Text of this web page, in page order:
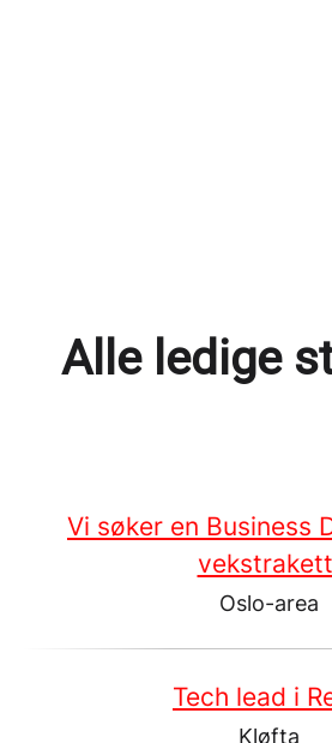
Alle ledige
Vi søker en Business
Oslo-area
Tech lead i
Kløfta